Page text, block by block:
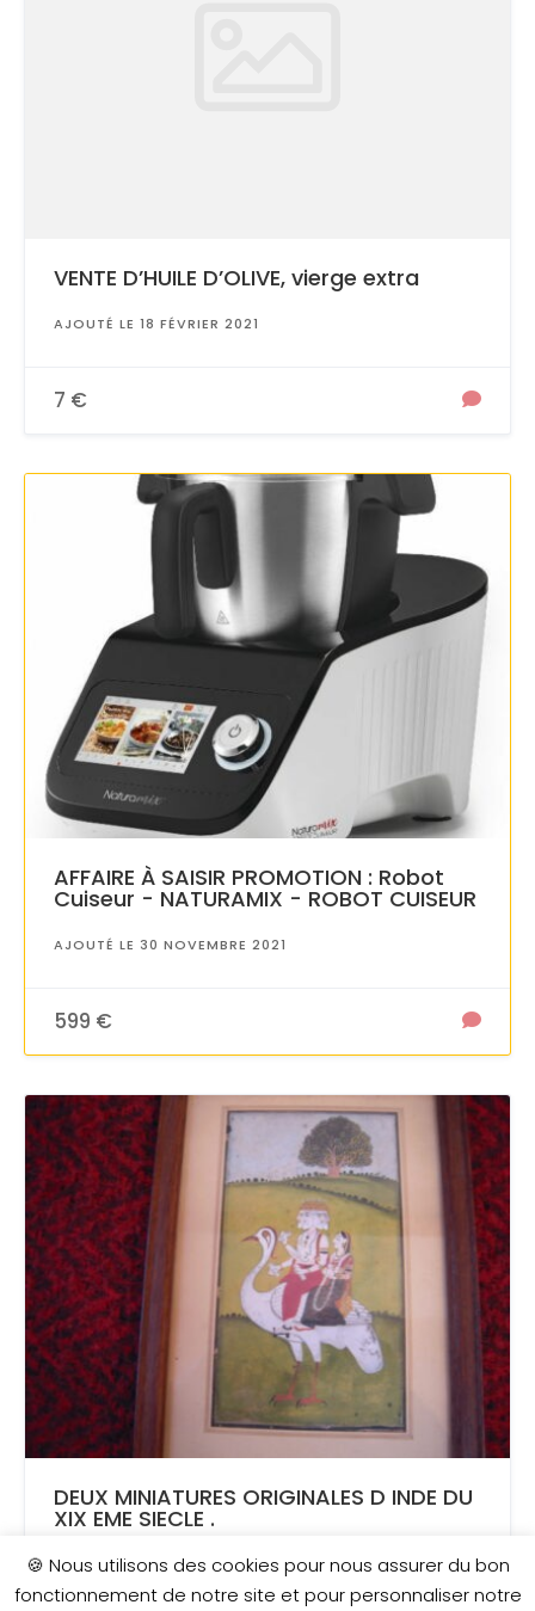
VENTE D’HUILE D’OLIVE, vierge extra
AJOUTÉ LE 18 FÉVRIER 2021
7 €
AFFAIRE À SAISIR PROMOTION : Robot
Cuiseur - NATURAMIX - ROBOT CUISEUR
AJOUTÉ LE 30 NOVEMBRE 2021
599 €
DEUX MINIATURES ORIGINALES D INDE DU
XIX EME SIECLE .
AJOUTÉ LE 31 JANVIER 2026
🍪 Nous utilisons des cookies pour nous assurer du bon
fonctionnement de notre site et pour personnaliser notre